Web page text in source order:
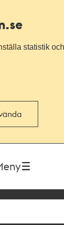
statistik